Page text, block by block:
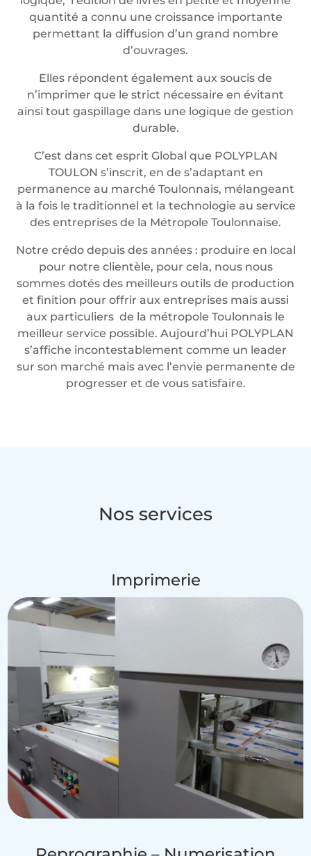
quantité a connu une croissance importante
permettant la diffusion d’un grand nombre
d’ouvrages.
Elles répondent également aux soucis de
n’imprimer que le strict nécessaire en évitant
ainsi tout gaspillage dans une logique de gestion
durable.
C’est dans cet esprit Global que POLYPLAN
TOULON s’inscrit, en de s’adaptant en
permanence au marché Toulonnais, mélangeant
à la fois le traditionnel et la technologie au service
des entreprises de la Métropole Toulonnaise.
Notre crédo depuis des années : produire en local
pour notre clientèle, pour cela, nous nous
sommes dotés des meilleurs outils de production
et finition pour offrir aux entreprises mais aussi
aux particuliers de la métropole Toulonnais le
meilleur service possible. Aujourd’hui POLYPLAN
s’affiche incontestablement comme un leader
sur son marché mais avec l’envie permanente de
progresser et de vous satisfaire.
Nos services
Imprimerie